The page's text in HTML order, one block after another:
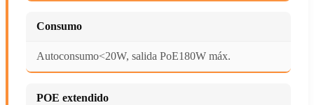
Consumo
Autoconsumo<20W, salida PoE180W máx.
POE extendido